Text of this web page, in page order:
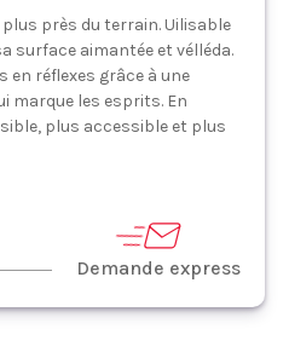
près du terrain. Uilisable
surface aimantée et vélléda.
en réflexes grâce à une
marque les esprits. En
plus accessible et plus
Demande express